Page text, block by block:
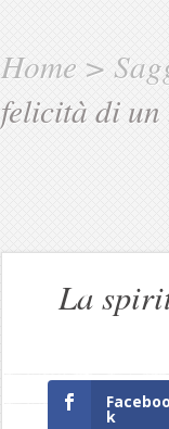
Home >
felicità di
La
k